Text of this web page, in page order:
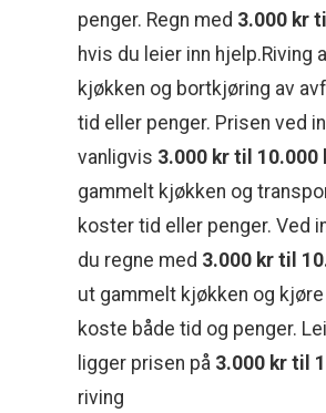
penger. Regn med 3.000 kr
hvis du leier inn hjelp.Riving
kjøkken og bortkjøring av
tid eller penger. Prisen ved
vanligvis 3.000 kr til 10.000
gammelt kjøkken og
koster tid eller penger. Ved
du regne med 3.000 kr til
ut gammelt kjøkken og
koste både tid og penger.
ligger prisen på 3.000 kr til
riving